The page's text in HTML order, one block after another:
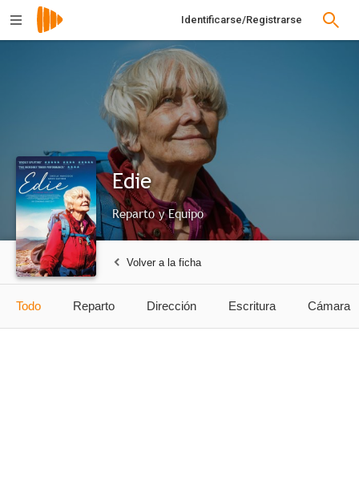
Identificarse/Registrarse
Edie
Reparto y Equipo
Volver a la ficha
Todo Reparto Dirección Escritura Cámara